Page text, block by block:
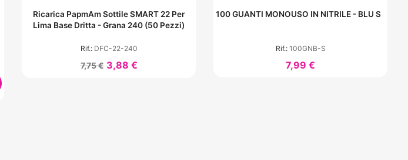
Ricarica PapmAm Sottile SMART 22 Per
Lima Base Dritta - Grana 240 (50 Pezzi)
Rif.: DFC-22-240
7,75 € 3,88 €
100 GUANTI MONOUSO IN NITRILE - BLU S
Rif.: 100GNB-S
7,99 €